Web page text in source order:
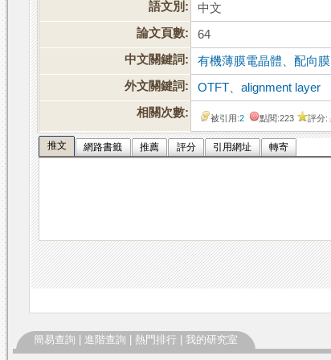
語文別:
中文
論文頁數:
64
中文關鍵詞:
有機薄膜電晶體
配向膜
外文關鍵詞:
OTFT 、alignment layer
相關次數:
被引用:2 點閱:223 評分:
推文 網路書籤 推薦 評分 引用網址 轉寄
簡易查詢 進階查詢 熱門排行 我的研究室